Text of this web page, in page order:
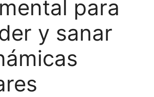
para
y sanar